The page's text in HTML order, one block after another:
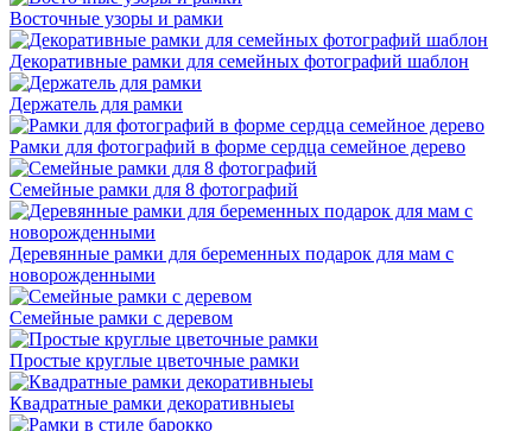
Восточные узоры и рамки
Декоративные рамки для семейных фотографий шаблон
Держатель для рамки
Рамки для фотографий в форме сердца семейное дерево
Семейные рамки для 8 фотографий
Деревянные рамки для беременных подарок для мам с
новорожденными
Семейные рамки с деревом
Простые круглые цветочные рамки
Квадратные рамки декоративныеы